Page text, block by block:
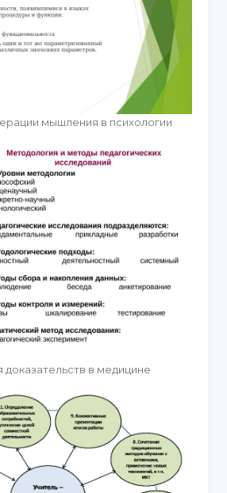
мышления в психологии
доказательств в медицине